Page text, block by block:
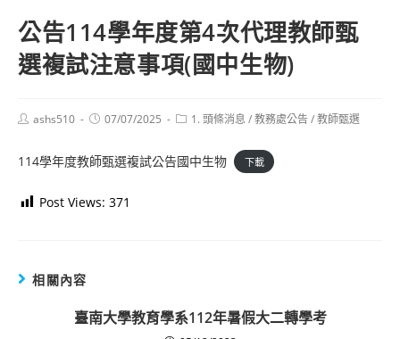
公告114學年度第4次代理教師甄
選複試注意事項(國中生物)
Postashs510
Post07/07/2025
Post1. 頭條消息 /教務處公告/教師甄選
114學年度教師甄選複試公告國中生物 下載
Post Views: 371
相關內容
臺南大學教育學系112年暑假大二轉學考